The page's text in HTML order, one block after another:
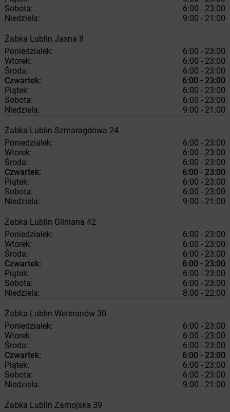
Sobota:
6:00 - 23:00
Niedziela:
9:00 - 21:00
Żabka Lublin Jasna 8
Poniedziałek:
6:00 - 23:00
Wtorek:
6:00 - 23:00
Środa:
6:00 - 23:00
Czwartek:
6:00 - 23:00
Piątek:
6:00 - 23:00
Sobota:
6:00 - 23:00
Niedziela:
9:00 - 21:00
Żabka Lublin Szmaragdowa 24
Poniedziałek:
6:00 - 23:00
Wtorek:
6:00 - 23:00
Środa:
6:00 - 23:00
Czwartek:
6:00 - 23:00
Piątek:
6:00 - 23:00
Sobota:
6:00 - 23:00
Niedziela:
9:00 - 21:00
Żabka Lublin Gliniana 42
Poniedziałek:
6:00 - 23:00
Wtorek:
6:00 - 23:00
Środa:
6:00 - 23:00
Czwartek:
6:00 - 23:00
Piątek:
6:00 - 23:00
Sobota:
6:00 - 23:00
Niedziela:
8:00 - 22:00
Żabka Lublin Weteranów 30
Poniedziałek:
6:00 - 23:00
Wtorek:
6:00 - 23:00
Środa:
6:00 - 23:00
Czwartek:
6:00 - 23:00
Piątek:
6:00 - 23:00
Sobota:
6:00 - 23:00
Niedziela:
9:00 - 21:00
Żabka Lublin Zamojska 39